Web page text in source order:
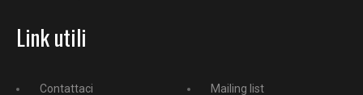
Link utili
Contattaci Mailing list